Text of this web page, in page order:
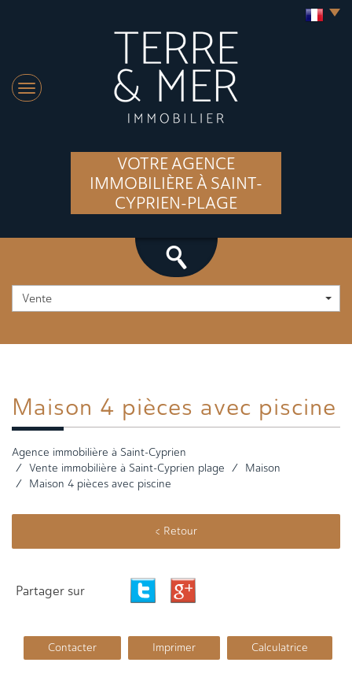
VOTRE AGENCE
IMMOBILIÈRE À SAINT-
CYPRIEN-PLAGE
Vente
Maison 4 pièces avec piscine
Agence immobilière à Saint-Cyprien
Vente immobilière à Saint-Cyprien plage
Maison
Maison 4 pièces avec piscine
< Retour
Partager sur
Contacter Imprimer Calculatrice